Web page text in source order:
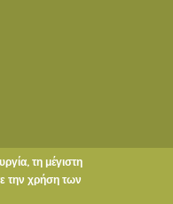
τη μέγιστη
την χρήση των